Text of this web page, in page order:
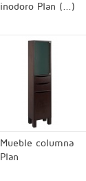
inodoro Plan (...)
Mueble columna
Plan